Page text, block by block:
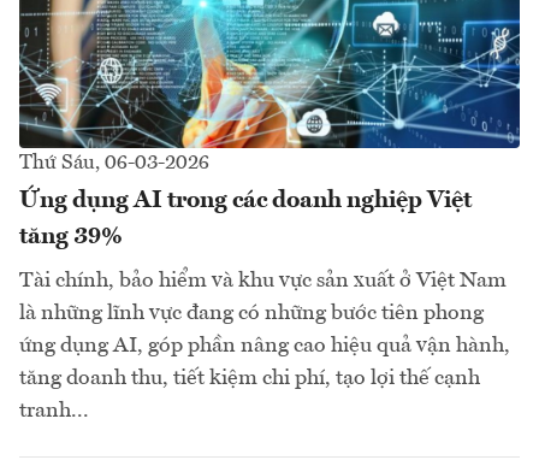
Thứ Sáu, 06-03-2026
Ứng dụng AI trong các doanh nghiệp Việt
tăng 39%
Tài chính, bảo hiểm và khu vực sản xuất ở Việt Nam
là những lĩnh vực đang có những bước tiên phong
ứng dụng AI, góp phần nâng cao hiệu quả vận hành,
tăng doanh thu, tiết kiệm chi phí, tạo lợi thế cạnh
tranh...